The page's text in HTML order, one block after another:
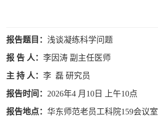
报告题目： 浅谈凝练科学问题
报 告 人： 李因涛 副主任医师
主 持 人： 李 磊 研究员
报告时间： 2026年4 月10日 上午10点
报告地点： 华东师范老员工科院159会议室